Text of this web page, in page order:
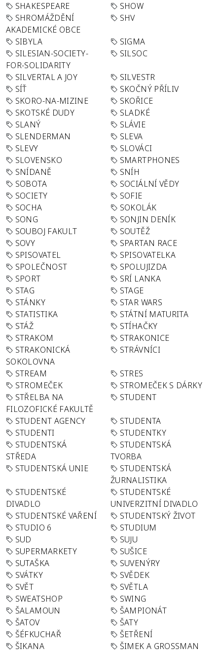
SHAKESPEARE
SHOW
SHROMÁŽDĚNÍ
AKADEMICKÉ OBCE
SHV
SIBYLA
SIGMA
SILESIAN-SOCIETY-
FOR-SOLIDARITY
SILSOC
SILVERTAL A JOY
SILVESTR
SÍŤ
SKOČNÝ PŘÍLIV
SKORO-NA-MIZINE
SKOŘICE
SKOTSKÉ DUDY
SLADKÉ
SLANÝ
SLÁVIE
SLENDERMAN
SLEVA
SLEVY
SLOVÁCI
SLOVENSKO
SMARTPHONES
SNÍDANĚ
SNÍH
SOBOTA
SOCIÁLNÍ VĚDY
SOCIETY
SOFIE
SOCHA
SOKOLÁK
SONG
SONJIN DENÍK
SOUBOJ FAKULT
SOUTĚŽ
SOVY
SPARTAN RACE
SPISOVATEL
SPISOVATELKA
SPOLEČNOST
SPOLUJIZDA
SPORT
SRÍ LANKA
STAG
STAGE
STÁNKY
STAR WARS
STATISTIKA
STÁTNÍ MATURITA
STÁŽ
STÍHAČKY
STRAKOM
STRAKONICE
STRAKONICKÁ
SOKOLOVNA
STRÁVNÍCI
STREAM
STRES
STROMEČEK
STROMEČEK S DÁRKY
STŘELBA NA
FILOZOFICKÉ FAKULTĚ
STUDENT
STUDENT AGENCY
STUDENTA
STUDENTI
STUDENTKY
STUDENTSKÁ
STŘEDA
STUDENTSKÁ
TVORBA
STUDENTSKÁ UNIE
STUDENTSKÁ
ŽURNALISTIKA
STUDENTSKÉ
DIVADLO
STUDENTSKÉ
UNIVERZITNÍ DIVADLO
STUDENTSKÉ VAŘENÍ
STUDENTSKÝ ŽIVOT
STUDIO 6
STUDIUM
SUD
SUJU
SUPERMARKETY
SUŠICE
SUTAŠKA
SUVENÝRY
SVÁTKY
SVĚDEK
SVĚT
SVĚTLA
SWEATSHOP
SWING
ŠALAMOUN
ŠAMPIONÁT
ŠATOV
ŠATY
ŠÉFKUCHAŘ
ŠETŘENÍ
ŠIKANA
ŠIMEK A GROSSMAN